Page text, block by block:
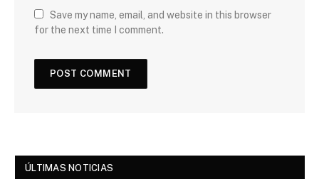
Save my name, email, and website in this browser
for the next time I comment.
ÚLTIMAS NOTICIAS